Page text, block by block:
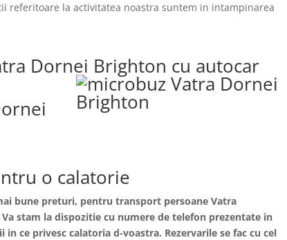
referitoare la activitatea noastra suntem in intampinarea
Dornei Brighton cu autocar
o calatorie
bune preturi, pentru transport persoaneVatra
stam la dispozitie cu numere de telefon prezentate in
ce privesc calatoria d-voastra. Rezervarile se fac cu cel